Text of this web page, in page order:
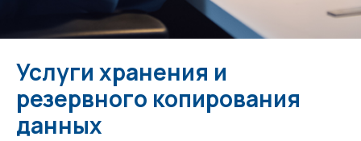
Услуги хранения и
резервного копирования
данных